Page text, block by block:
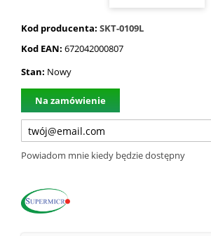
Kod producenta: SKT-0109L
Kod EAN: 672042000807
Stan: Nowy
Na zamówienie
Powiadom mnie kiedy będzie dostępny